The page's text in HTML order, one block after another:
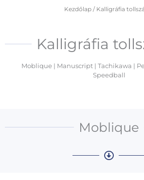
Kezdőlap/ Kalligráfia
Kalligráfia
Moblique | Manuscript | Tachikawa |
Speedball
Moblique